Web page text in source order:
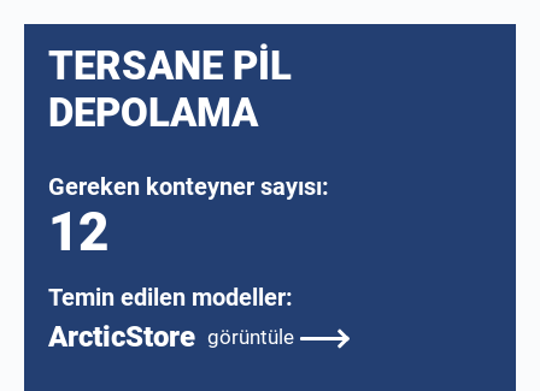
TERSANE PIL
DEPOLAMA
Gereken konteyner sayısı:
12
Temin edilen modeller:
ArcticStore görüntüle